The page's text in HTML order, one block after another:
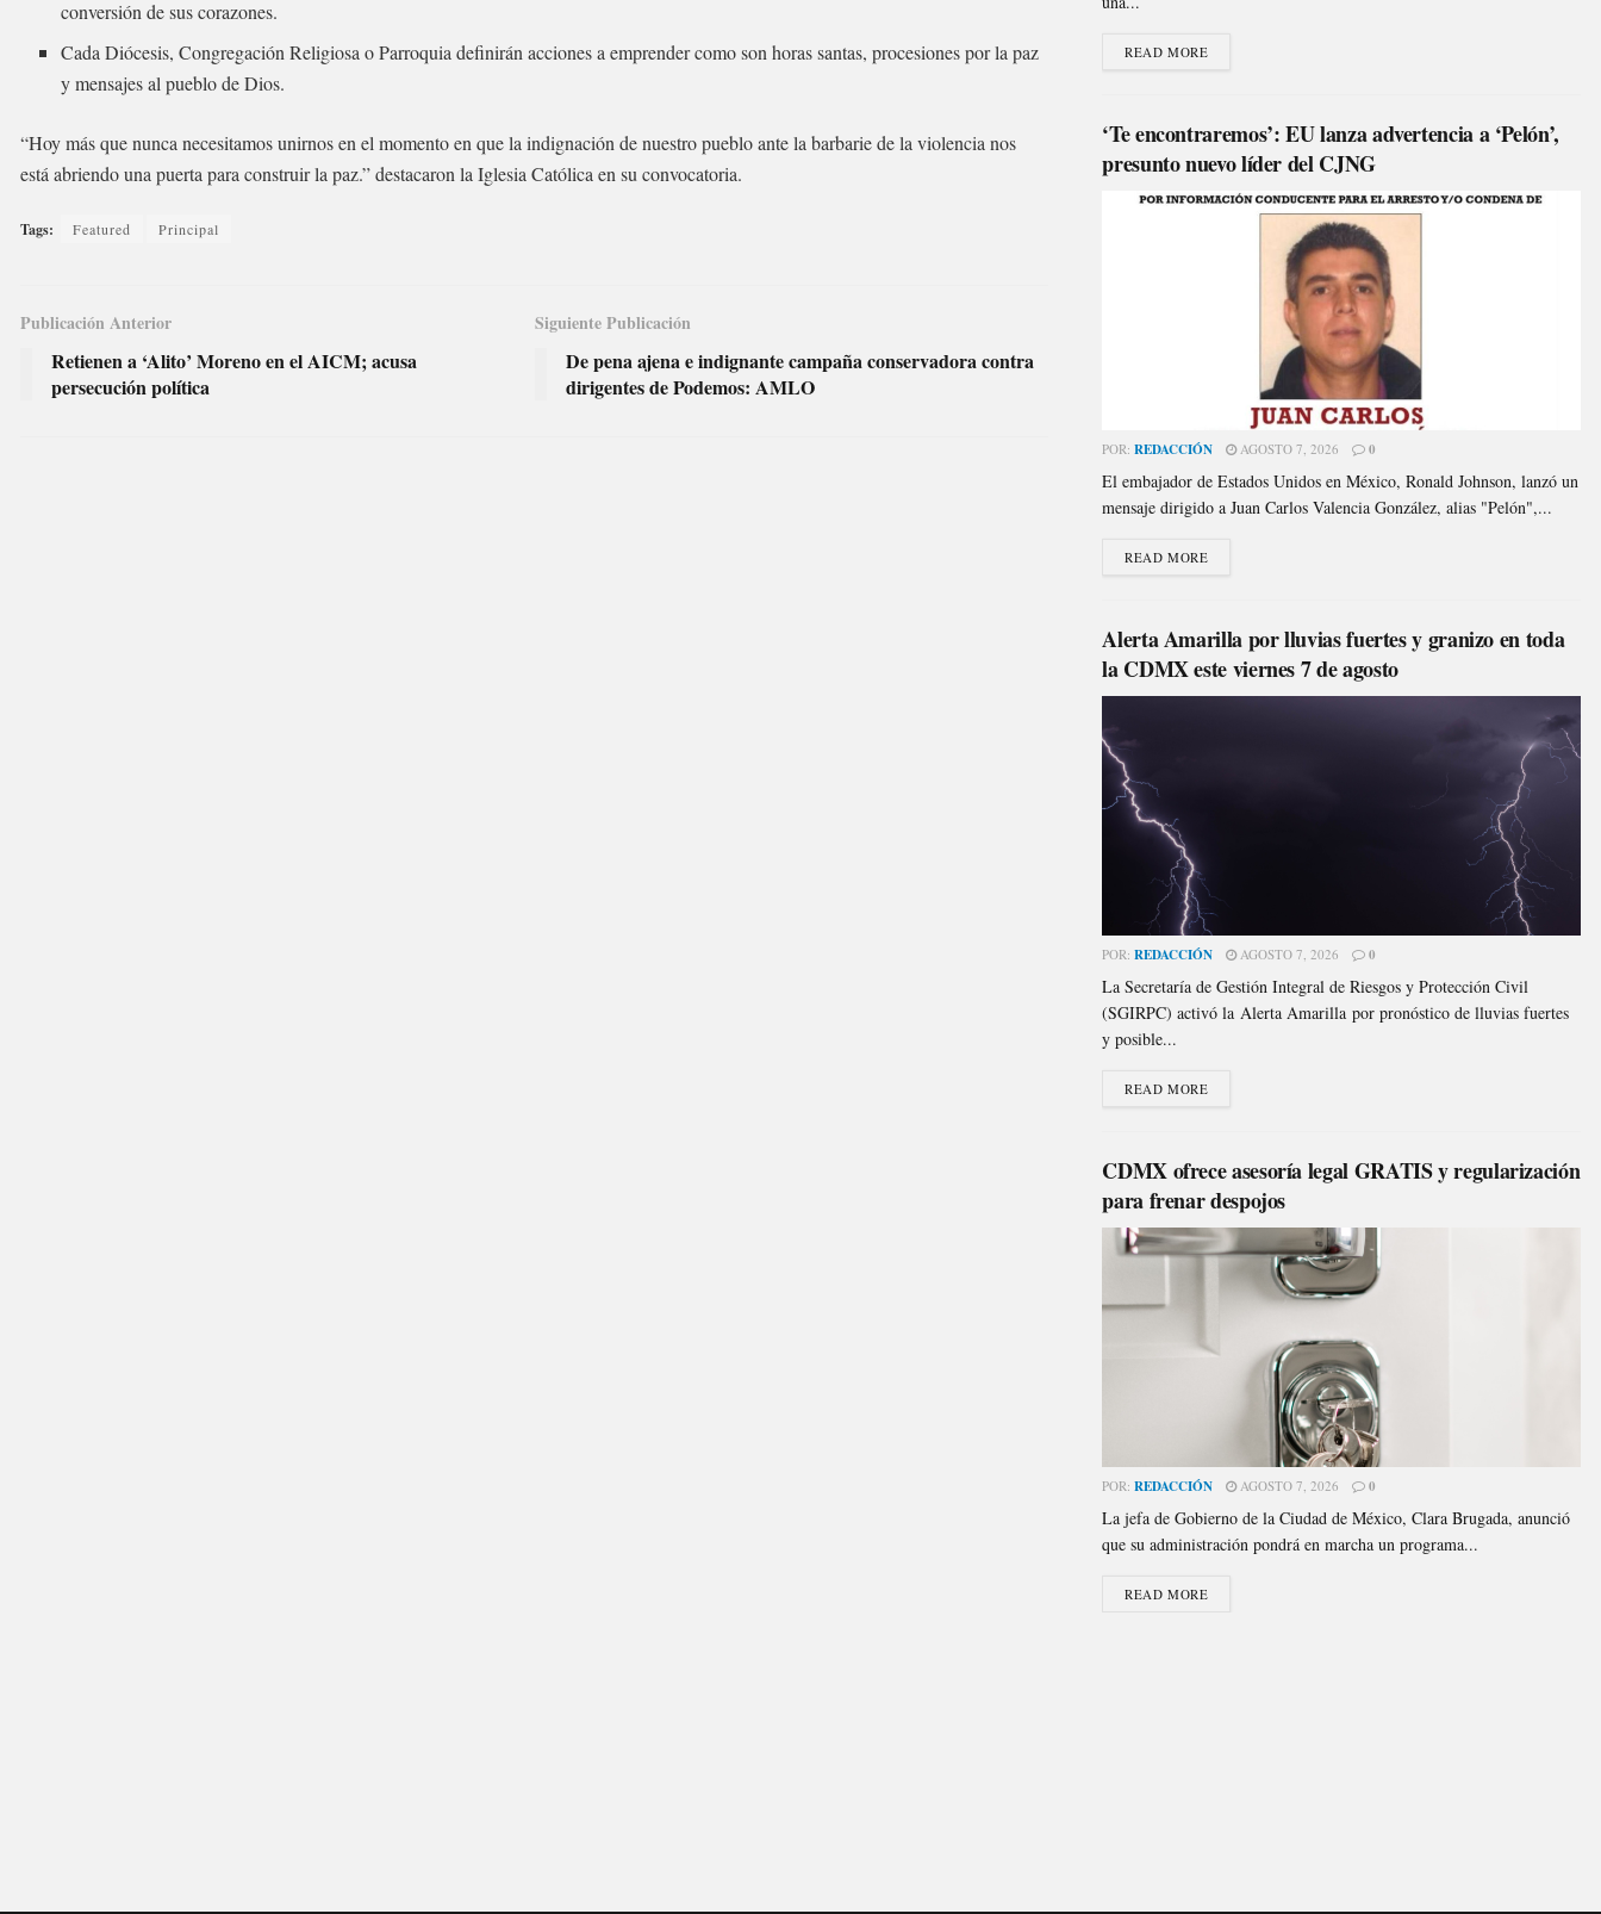
conversión de sus corazones.
Cada Diócesis, Congregación Religiosa o Parroquia definirán acciones a emprender como son horas santas, procesiones por la paz
y mensajes al pueblo de Dios.
“Hoy más que nunca necesitamos unirnos en el momento en que la indignación de nuestro pueblo ante la barbarie de la violencia nos
está abriendo una puerta para construir la paz.” destacaron la Iglesia Católica en su convocatoria.
Tags: Featured Principal
Publicación Anterior
Retienen a ‘Alito’ Moreno en el AICM; acusa
persecución política
Siguiente Publicación
De pena ajena e indignante campaña conservadora contra
dirigentes de Podemos: AMLO
READ MORE
‘Te encontraremos’: EU lanza advertencia a ‘Pelón’,
presunto nuevo líder del CJNG
POR: REDACCIÓN AGOSTO 7, 2026 0
El embajador de Estados Unidos en México, Ronald Johnson, lanzó un
mensaje dirigido a Juan Carlos Valencia González, alias "Pelón",...
READ MORE
Alerta Amarilla por lluvias fuertes y granizo en toda
la CDMX este viernes 7 de agosto
POR: REDACCIÓN AGOSTO 7, 2026 0
La Secretaría de Gestión Integral de Riesgos y Protección Civil
(SGIRPC) activó la Alerta Amarilla por pronóstico de lluvias fuertes
y posible...
READ MORE
CDMX ofrece asesoría legal GRATIS y regularización
para frenar despojos
POR: REDACCIÓN AGOSTO 7, 2026 0
La jefa de Gobierno de la Ciudad de México, Clara Brugada, anunció
que su administración pondrá en marcha un programa...
READ MORE